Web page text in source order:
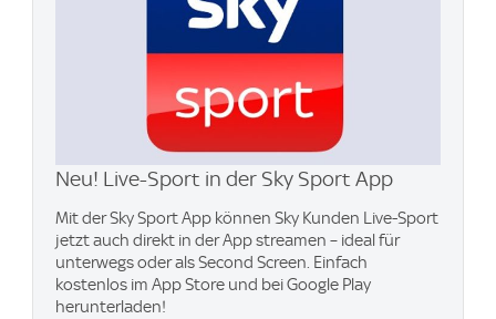
Neu! Live-Sport in der Sky Sport App
Mit der Sky Sport App können Sky Kunden Live-Sport
jetzt auch direkt in der App streamen – ideal für
unterwegs oder als Second Screen. Einfach
kostenlos im App Store und bei Google Play
herunterladen!